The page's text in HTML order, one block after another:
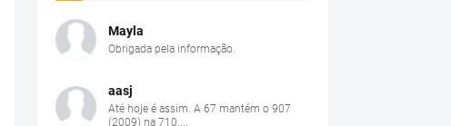
Mayla
Obrigada pela informação.
aasj
Até hoje é assim. A 67 mantém o 907
(2009) na 710....